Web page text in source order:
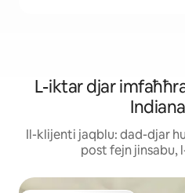
L-iktar djar
Il-klijenti jaqblu: dad-djar
post fejn jinsabu,